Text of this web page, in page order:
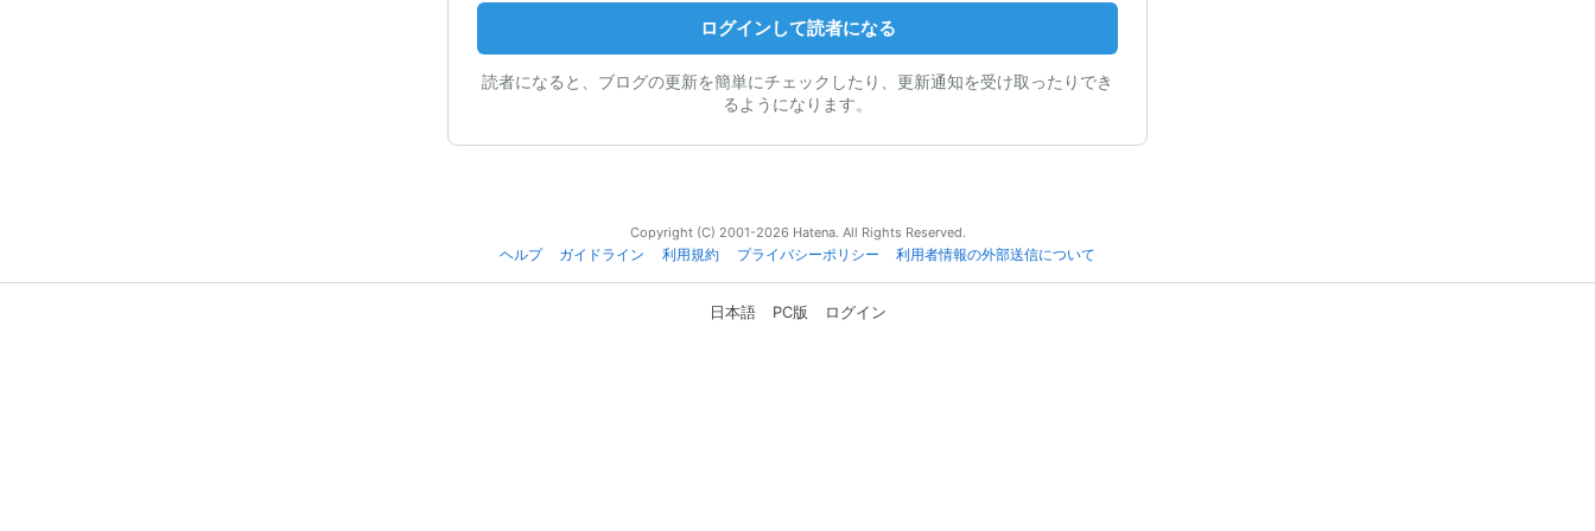
ログインして読者になる
読者になると、ブログの更新を簡単にチェックしたり、更新通知を受け取ったりでき
るようになります。
Copyright (C) 2001-2026 Hatena. All Rights Reserved.
ヘルプ
ガイドライン 利用規約 プライバシーポリシー 利用者情報の外部送信について
日本語 PC版 ログイン